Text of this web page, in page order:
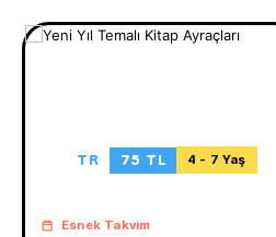
TR 75 TL 4 - 7 Yaş
Esnek Takvim